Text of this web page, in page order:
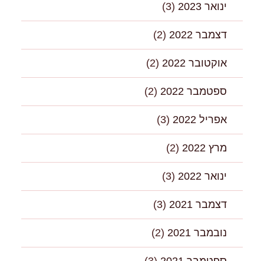
ינואר 2023 (3)
דצמבר 2022 (2)
אוקטובר 2022 (2)
ספטמבר 2022 (2)
אפריל 2022 (3)
מרץ 2022 (2)
ינואר 2022 (3)
דצמבר 2021 (3)
נובמבר 2021 (2)